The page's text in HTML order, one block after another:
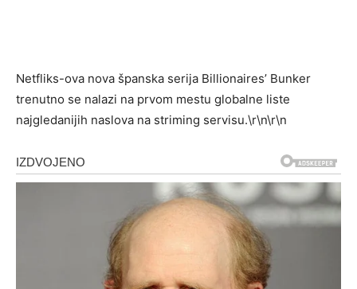
Netfliks-ova nova španska serija Billionaires’ Bunker
trenutno se nalazi na prvom mestu globalne liste
najgledanijih naslova na striming servisu.\r\n\r\n